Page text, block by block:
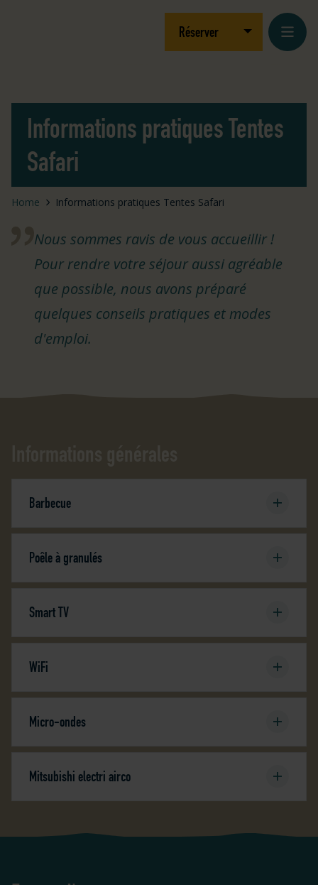
Réserver Ouvrir/fermer
Informations pratiques Tentes
Safari
Home Informations pratiques Tentes Safari
Nous sommes ravis de vous accueillir !
Pour rendre votre séjour aussi agréable
que possible, nous avons préparé
quelques conseils pratiques et modes
d'emploi.
Barbecue
Poêle à granulés
Smart TV
WiFi
Micro-ondes
Mitsubishi electri airco